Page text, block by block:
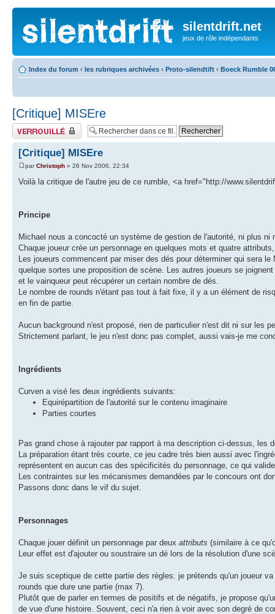
silentdrift.net
jeux de rôle indépendants
Index du forum ‹ les rubriques archivées ‹ Proto-silendtift ‹ Boeck Rumble
[Critique] MISEre
Fil verrouillé
[Critique] MISEre
parChristoph » 26 Nov 2006, 22:34
Voilà la critique de l'autre jeu de ce rumble, <a href="http://
Principe
Michael nous a concocté un système de gestion de l'autorité, ni plus ni
Chaque joueur crée un personnage en quelques mots et quatre
Les joueurs commencent par miser des dés pour déterminer qui sera
quelque sortes une proposition de scène. Les autres joueurs se
et le vainqueur peut récupérer un certain nombre de dés.
Le nombre de rounds n'étant pas tout à fait fixe, il y a un élément de
en fin de partie.
Aucun background n'est proposé, rien de particulier n'est dit ni sur les
Strictement parlant, le jeu n'est donc pas complet, aussi vais-je me
Ingrédients
Curven a visé les deux ingrédients suivants:
Equirépartition de l'autorité sur le contenu imaginaire
Parties courtes
Pas grand chose à rajouter par rapport à ma description ci-dessus, les
La préparation étant très courte, ce jeu cadre très bien aussi avec
représentent en aucun cas des spécificités du personnage, ce qui
Les contraintes sur les mécanismes demandées par le concours ont
Passons donc dans le vif du sujet.
Personnages
Chaque jouer définit un personnage par deux attributs (similaire à ce
Leur effet est d'ajouter ou soustraire un dé lors de la résolution d'une
Je suis sceptique de cette partie des règles: je prétends qu'un joueur
rounds que dure une partie (max 7).
Plutôt que de parler en termes de positifs et de négatifs, je propose
de vue d'une histoire. Souvent, ceci n'a rien à voir avec son degré de